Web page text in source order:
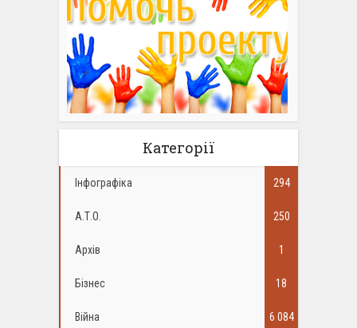
Категорії
Інфографіка 294
А.Т.О. 250
Архів 1
Бізнес 18
Війна 6 084